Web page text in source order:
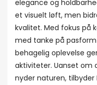
elegance og
et visuelt løft, men
kvalitet. Med fokus på
med tanke på
behagelig oplevelse
aktiviteter. Uanset om
nyder naturen, tilbyder